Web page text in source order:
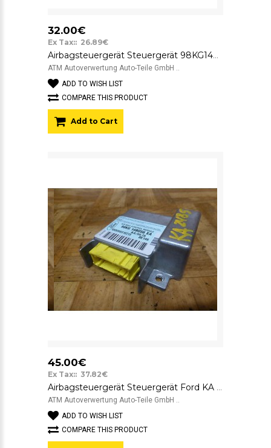
32.00€
Ex Tax:: 26.89€
Airbagsteuergerät Steuergerät 98KG14B056EB 100395609236 BE146 Ford KA
ATM Autoverwertung Auto-Teile GmbH ..
ADD TO WISH LIST
COMPARE THIS PRODUCT
Add to Cart
45.00€
Ex Tax:: 37.82€
Airbagsteuergerät Steuergerät Ford KA 98KG14B056EA 1000983213 BE146
ATM Autoverwertung Auto-Teile GmbH ..
ADD TO WISH LIST
COMPARE THIS PRODUCT